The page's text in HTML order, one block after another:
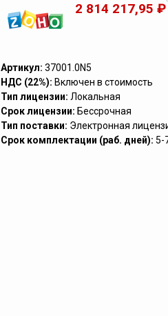
2 814 217,95 ₽
Артикул: 37001.0N5
НДС (22%): Включен в стоимость
Тип лицензии: Локальная
Срок лицензии: Бессрочная
Тип поставки: Электронная
Срок комплектации (раб. дней): 5-